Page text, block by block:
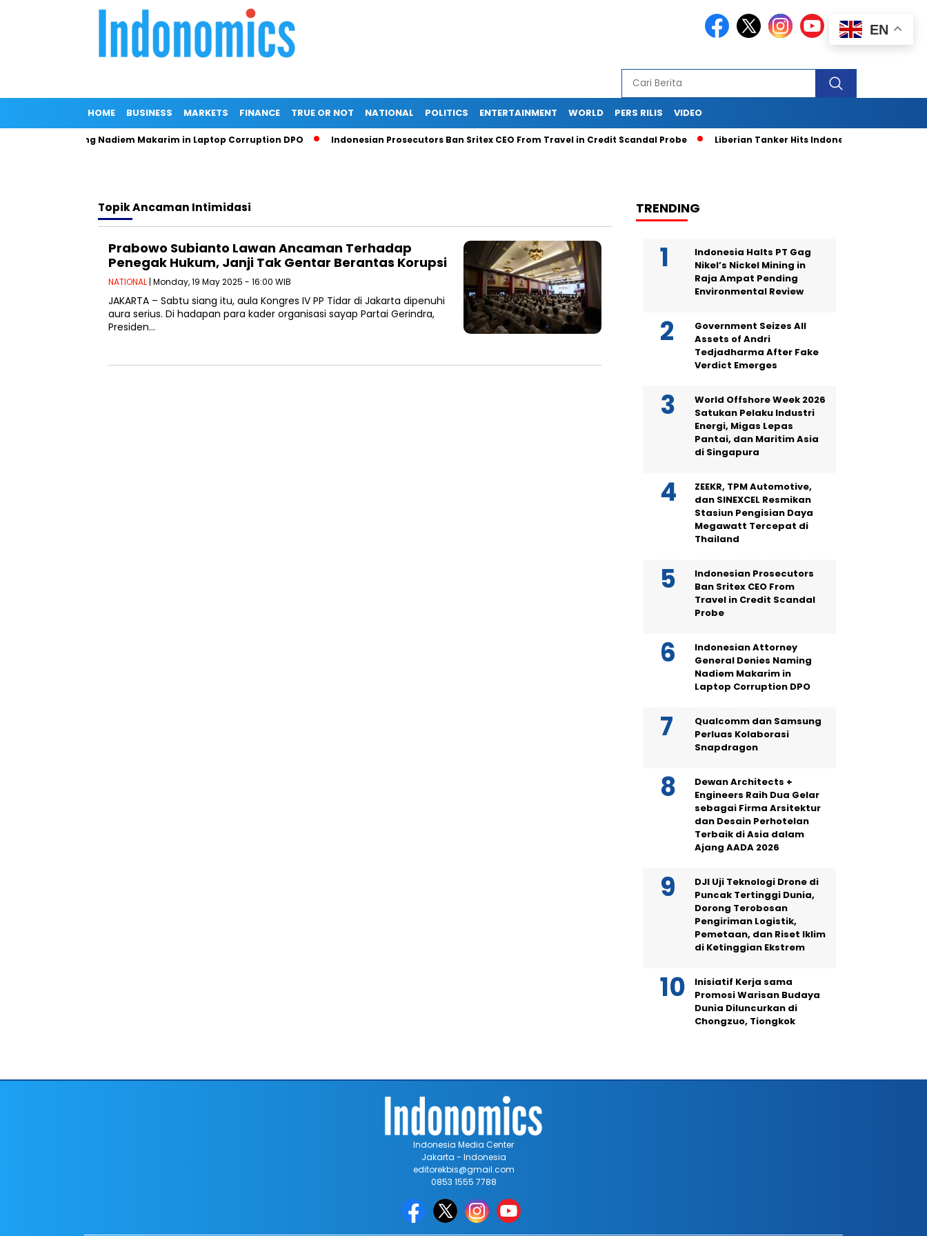
HOME BUSINESS MARKETS FINANCE TRUE OR NOT NATIONAL POLITICS ENTERTAINMENT WORLD PERS RILIS VIDEO
Denies Naming Nadiem Makarim in Laptop Corruption DPO Indonesian Prosecutors Ban Sritex CEO From Travel in Credit Scandal Probe Liberian Tanker Hits Indonesian Fishing Boat,
TopikAncaman Intimidasi
Prabowo Subianto Lawan Ancaman Terhadap
Penegak Hukum, Janji Tak Gentar Berantas Korupsi
NATIONAL | Monday, 19 May 2025 - 16:00 WIB
JAKARTA – Sabtu siang itu, aula Kongres IV PP Tidar di Jakarta dipenuhi
aura serius. Di hadapan para kader organisasi sayap Partai Gerindra,
Presiden…
TRENDING
Indonesia Halts PT Gag
Nikel’s Nickel Mining in
Raja Ampat Pending
Environmental Review
Government Seizes All
Assets of Andri
Tedjadharma After Fake
Verdict Emerges
World Offshore Week 2026
Satukan Pelaku Industri
Energi, Migas Lepas
Pantai, dan Maritim Asia
di Singapura
ZEEKR, TPM Automotive,
dan SINEXCEL Resmikan
Stasiun Pengisian Daya
Megawatt Tercepat di
Thailand
Indonesian Prosecutors
Ban Sritex CEO From
Travel in Credit Scandal
Probe
Indonesian Attorney
General Denies Naming
Nadiem Makarim in
Laptop Corruption DPO
Qualcomm dan Samsung
Perluas Kolaborasi
Snapdragon
Dewan Architects +
Engineers Raih Dua Gelar
sebagai Firma Arsitektur
dan Desain Perhotelan
Terbaik di Asia dalam
Ajang AADA 2026
DJI Uji Teknologi Drone di
Puncak Tertinggi Dunia,
Dorong Terobosan
Pengiriman Logistik,
Pemetaan, dan Riset Iklim
di Ketinggian Ekstrem
Inisiatif Kerja sama
Promosi Warisan Budaya
Dunia Diluncurkan di
Chongzuo, Tiongkok
EN
Indonesia Media Center
Jakarta - Indonesia
editorekbis@gmail.com
0853 1555 7788